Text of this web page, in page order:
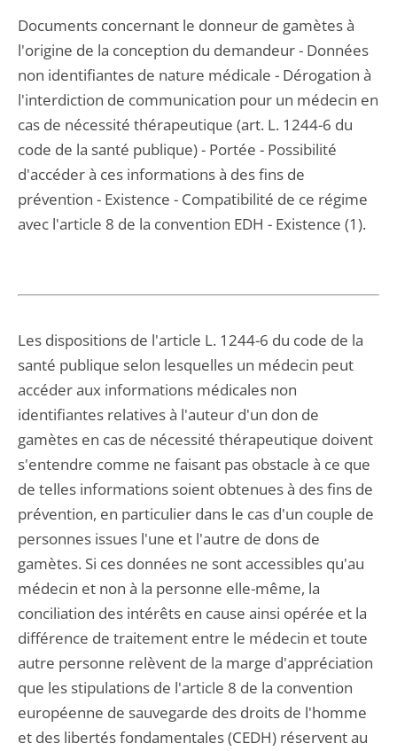
Documents concernant le donneur de gamètes à
l'origine de la conception du demandeur - Données
non identifiantes de nature médicale - Dérogation à
l'interdiction de communication pour un médecin en
cas de nécessité thérapeutique (art. L. 1244-6 du
code de la santé publique) - Portée - Possibilité
d'accéder à ces informations à des fins de
prévention - Existence - Compatibilité de ce régime
avec l'article 8 de la convention EDH - Existence (1).
Les dispositions de l'article L. 1244-6 du code de la
santé publique selon lesquelles un médecin peut
accéder aux informations médicales non
identifiantes relatives à l'auteur d'un don de
gamètes en cas de nécessité thérapeutique doivent
s'entendre comme ne faisant pas obstacle à ce que
de telles informations soient obtenues à des fins de
prévention, en particulier dans le cas d'un couple de
personnes issues l'une et l'autre de dons de
gamètes. Si ces données ne sont accessibles qu'au
médecin et non à la personne elle-même, la
conciliation des intérêts en cause ainsi opérée et la
différence de traitement entre le médecin et toute
autre personne relèvent de la marge d'appréciation
que les stipulations de l'article 8 de la convention
européenne de sauvegarde des droits de l'homme
et des libertés fondamentales (CEDH) réservent au